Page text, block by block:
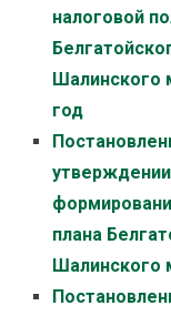
налоговой
Шалинского
год
плана
Шалинского